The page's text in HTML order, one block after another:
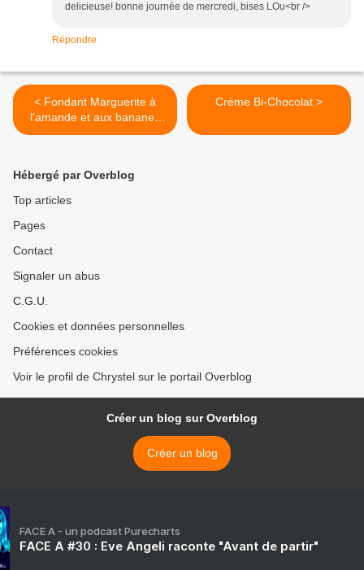
delicieuse! bonne journée de mercredi, bises LOu<br />
Répondre
< Fondant Marguerite à
l'amande et aux bananes
avec éclats de caramel au
Crème Bi-Chocolat >
Hébergé par Overblog
Top articles
Pages
Contact
Signaler un abus
C.G.U.
Cookies et données personnelles
Préférences cookies
Voir le profil de Chrystel sur le portail Overblog
Créer un blog sur Overblog
Créer un blog
FACE A - un podcast Purecharts
FACE A #30 : Eve Angeli raconte "Avant de partir"